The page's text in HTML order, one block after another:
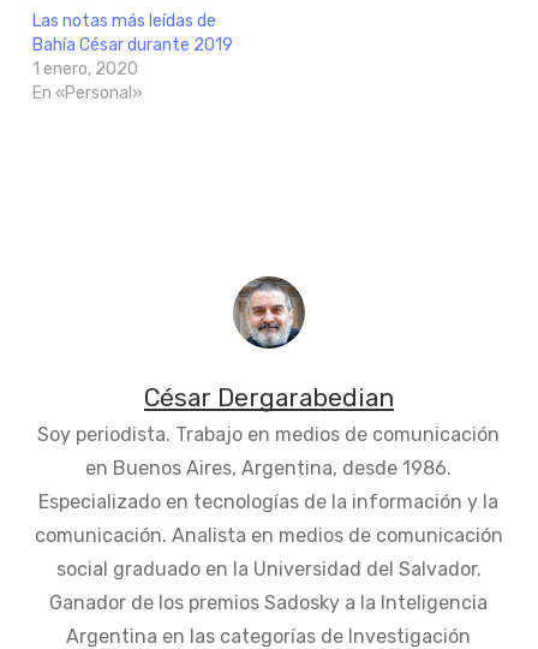
Las notas más leídas de
Bahía César durante 2019
1 enero, 2020
En «Personal»
César Dergarabedian
Soy periodista. Trabajo en medios de comunicación
en Buenos Aires, Argentina, desde 1986.
Especializado en tecnologías de la información y la
comunicación. Analista en medios de comunicación
social graduado en la Universidad del Salvador.
Ganador de los premios Sadosky a la Inteligencia
Argentina en las categorías de Investigación